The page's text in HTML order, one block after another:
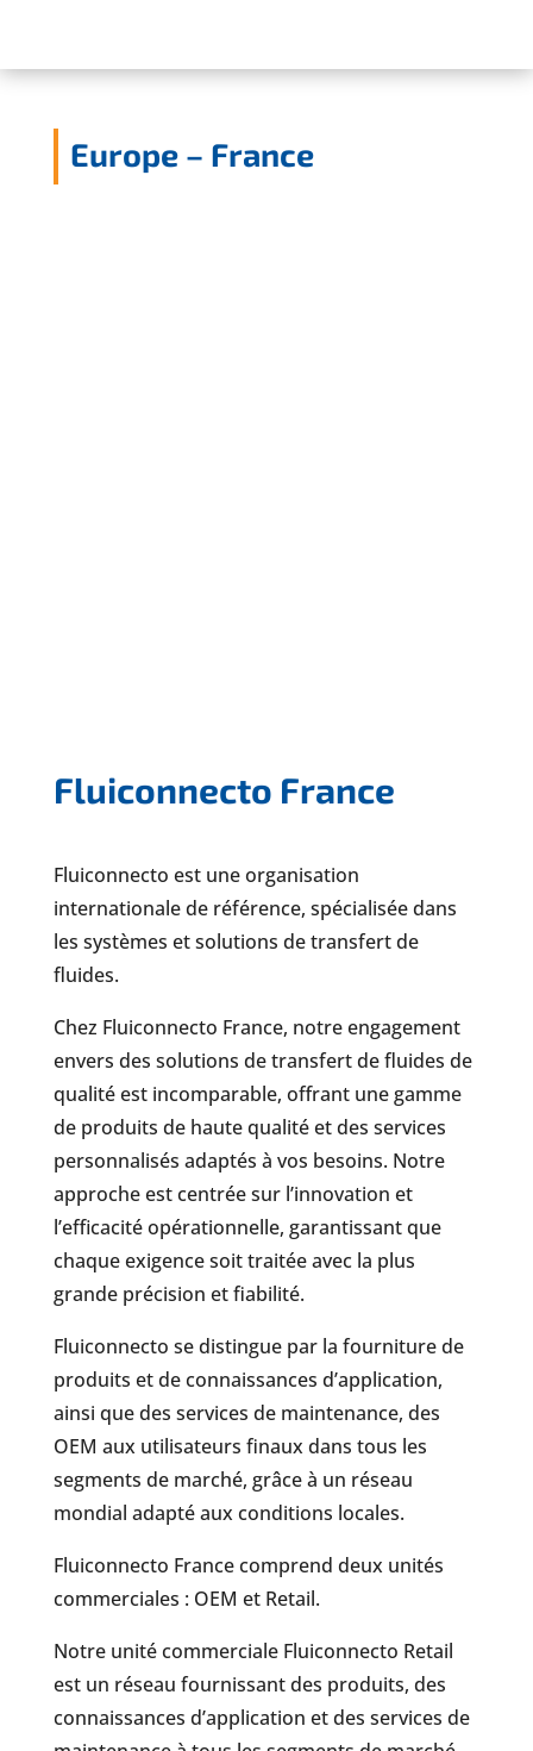
Europe – France
Fluiconnecto France
Fluiconnecto est une organisation
internationale de référence, spécialisée dans
les systèmes et solutions de transfert de
fluides.
Chez Fluiconnecto France, notre engagement
envers des solutions de transfert de fluides de
qualité est incomparable, offrant une gamme
de produits de haute qualité et des services
personnalisés adaptés à vos besoins. Notre
approche est centrée sur l’innovation et
l’efficacité opérationnelle, garantissant que
chaque exigence soit traitée avec la plus
grande précision et fiabilité.
Fluiconnecto se distingue par la fourniture de
produits et de connaissances d’application,
ainsi que des services de maintenance, des
OEM aux utilisateurs finaux dans tous les
segments de marché, grâce à un réseau
mondial adapté aux conditions locales.
Fluiconnecto France comprend deux unités
commerciales : OEM et Retail.
Notre unité commerciale Fluiconnecto Retail
est un réseau fournissant des produits, des
connaissances d’application et des services de